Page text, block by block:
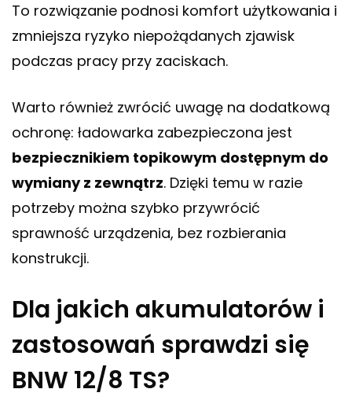
To rozwiązanie podnosi komfort użytkowania i
zmniejsza ryzyko niepożądanych zjawisk
podczas pracy przy zaciskach.
Warto również zwrócić uwagę na dodatkową
ochronę: ładowarka zabezpieczona jest
bezpiecznikiem topikowym dostępnym do
wymiany z zewnątrz. Dzięki temu w razie
potrzeby można szybko przywrócić
sprawność urządzenia, bez rozbierania
konstrukcji.
Dla jakich akumulatorów i
zastosowań sprawdzi się
BNW 12/8 TS?